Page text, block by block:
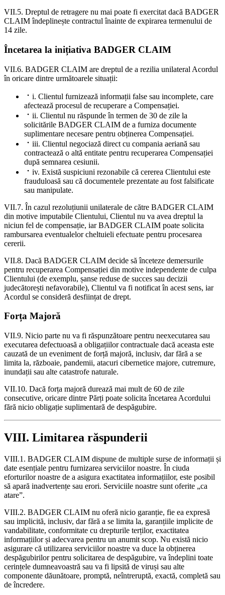
VII.5. Dreptul de retragere nu mai poate fi exercitat dacă BADGER
CLAIM îndeplinește contractul înainte de expirarea termenului de
14 zile.
Încetarea la inițiativa BADGER CLAIM
VII.6. BADGER CLAIM are dreptul de a rezilia unilateral Acordul
în oricare dintre următoarele situații:
i. Clientul furnizează informații false sau incomplete, care
afectează procesul de recuperare a Compensației.
ii. Clientul nu răspunde în termen de 30 de zile la
solicitările BADGER CLAIM de a furniza documente
suplimentare necesare pentru obținerea Compensației.
iii. Clientul negociază direct cu compania aeriană sau
contractează o altă entitate pentru recuperarea Compensației
după semnarea cesiunii.
iv. Există suspiciuni rezonabile că cererea Clientului este
frauduloasă sau că documentele prezentate au fost falsificate
sau manipulate.
VII.7. În cazul rezoluțiunii unilaterale de către BADGER CLAIM
din motive imputabile Clientului, Clientul nu va avea dreptul la
niciun fel de compensație, iar BADGER CLAIM poate solicita
rambursarea eventualelor cheltuieli efectuate pentru procesarea
cererii.
VII.8. Dacă BADGER CLAIM decide să înceteze demersurile
pentru recuperarea Compensației din motive independente de culpa
Clientului (de exemplu, șanse reduse de succes sau decizii
judecătorești nefavorabile), Clientul va fi notificat în acest sens, iar
Acordul se consideră desființat de drept.
Forța Majoră
VII.9. Nicio parte nu va fi răspunzătoare pentru neexecutarea sau
executarea defectuoasă a obligațiilor contractuale dacă aceasta este
cauzată de un eveniment de forță majoră, inclusiv, dar fără a se
limita la, războaie, pandemii, atacuri cibernetice majore, cutremure,
inundații sau alte catastrofe naturale.
VII.10. Dacă forța majoră durează mai mult de 60 de zile
consecutive, oricare dintre Părți poate solicita încetarea Acordului
fără nicio obligație suplimentară de despăgubire.
VIII. Limitarea răspunderii
VIII.1. BADGER CLAIM dispune de multiple surse de informații și
date esențiale pentru furnizarea serviciilor noastre. În ciuda
eforturilor noastre de a asigura exactitatea informațiilor, este posibil
să apară inadvertențe sau erori. Serviciile noastre sunt oferite „ca
atare”.
VIII.2. BADGER CLAIM nu oferă nicio garanție, fie ea expresă
sau implicită, inclusiv, dar fără a se limita la, garanțiile implicite de
vandabilitate, conformitate cu drepturile terților, exactitatea
informațiilor și adecvarea pentru un anumit scop. Nu există nicio
asigurare că utilizarea serviciilor noastre va duce la obținerea
despăgubirilor pentru solicitarea de despăgubire, va îndeplini toate
cerințele dumneavoastră sau va fi lipsită de viruși sau alte
componente dăunătoare, promptă, neîntreruptă, exactă, completă sau
de încredere.